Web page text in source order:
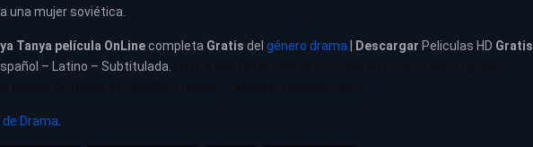
una mujer soviética.
Tanya película OnLinecompleta Gratis del género drama Descargar Peliculas HD Gratis
– Latino – Subtitulada.
Drama.